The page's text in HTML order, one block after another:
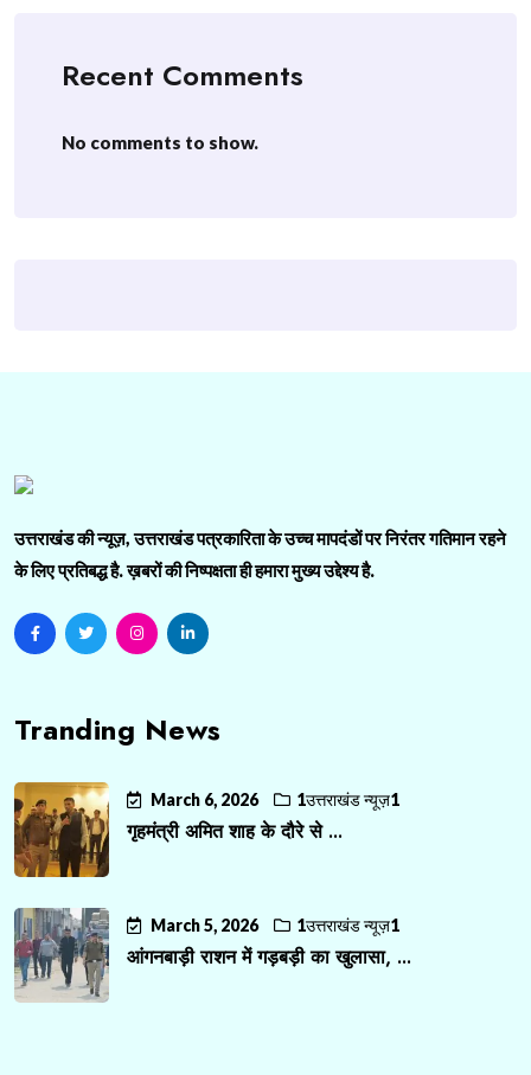
Recent Comments
No comments to show.
उत्तराखंड की न्यूज़, उत्तराखंड पत्रकारिता के उच्च मापदंडों पर निरंतर गतिमान रहने
के लिए प्रतिबद्ध है. ख़बरों की निष्पक्षता ही हमारा मुख्य उद्देश्य है.
Tranding News
March 6, 2026 1उत्तराखंड न्यूज़1
गृहमंत्री अमित शाह के दौरे से ...
March 5, 2026 1उत्तराखंड न्यूज़1
आंगनबाड़ी राशन में गड़बड़ी का खुलासा, ...